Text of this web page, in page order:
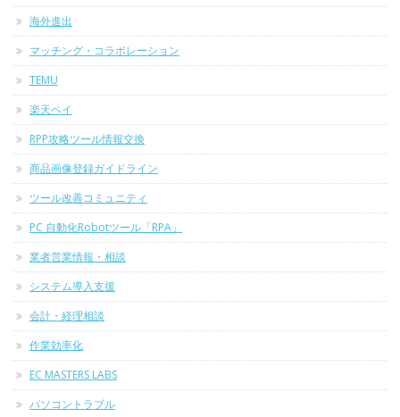
海外進出
マッチング・コラボレーション
TEMU
楽天ペイ
RPP攻略ツール情報交換
商品画像登録ガイドライン
ツール改善コミュニティ
PC 自動化Robotツール「RPA」
業者営業情報・相談
システム導入支援
会計・経理相談
作業効率化
EC MASTERS LABS
パソコントラブル